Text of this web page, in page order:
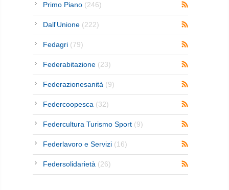
Primo Piano (246)
Dall'Unione (222)
Fedagri (79)
Federabitazione (23)
Federazionesanità (9)
Federcoopesca (32)
Federcultura Turismo Sport (9)
Federlavoro e Servizi (16)
Federsolidarietà (26)